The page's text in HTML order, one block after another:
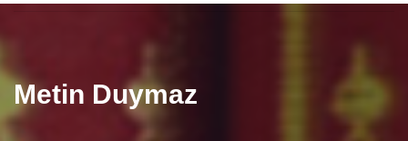
Metin Duymaz